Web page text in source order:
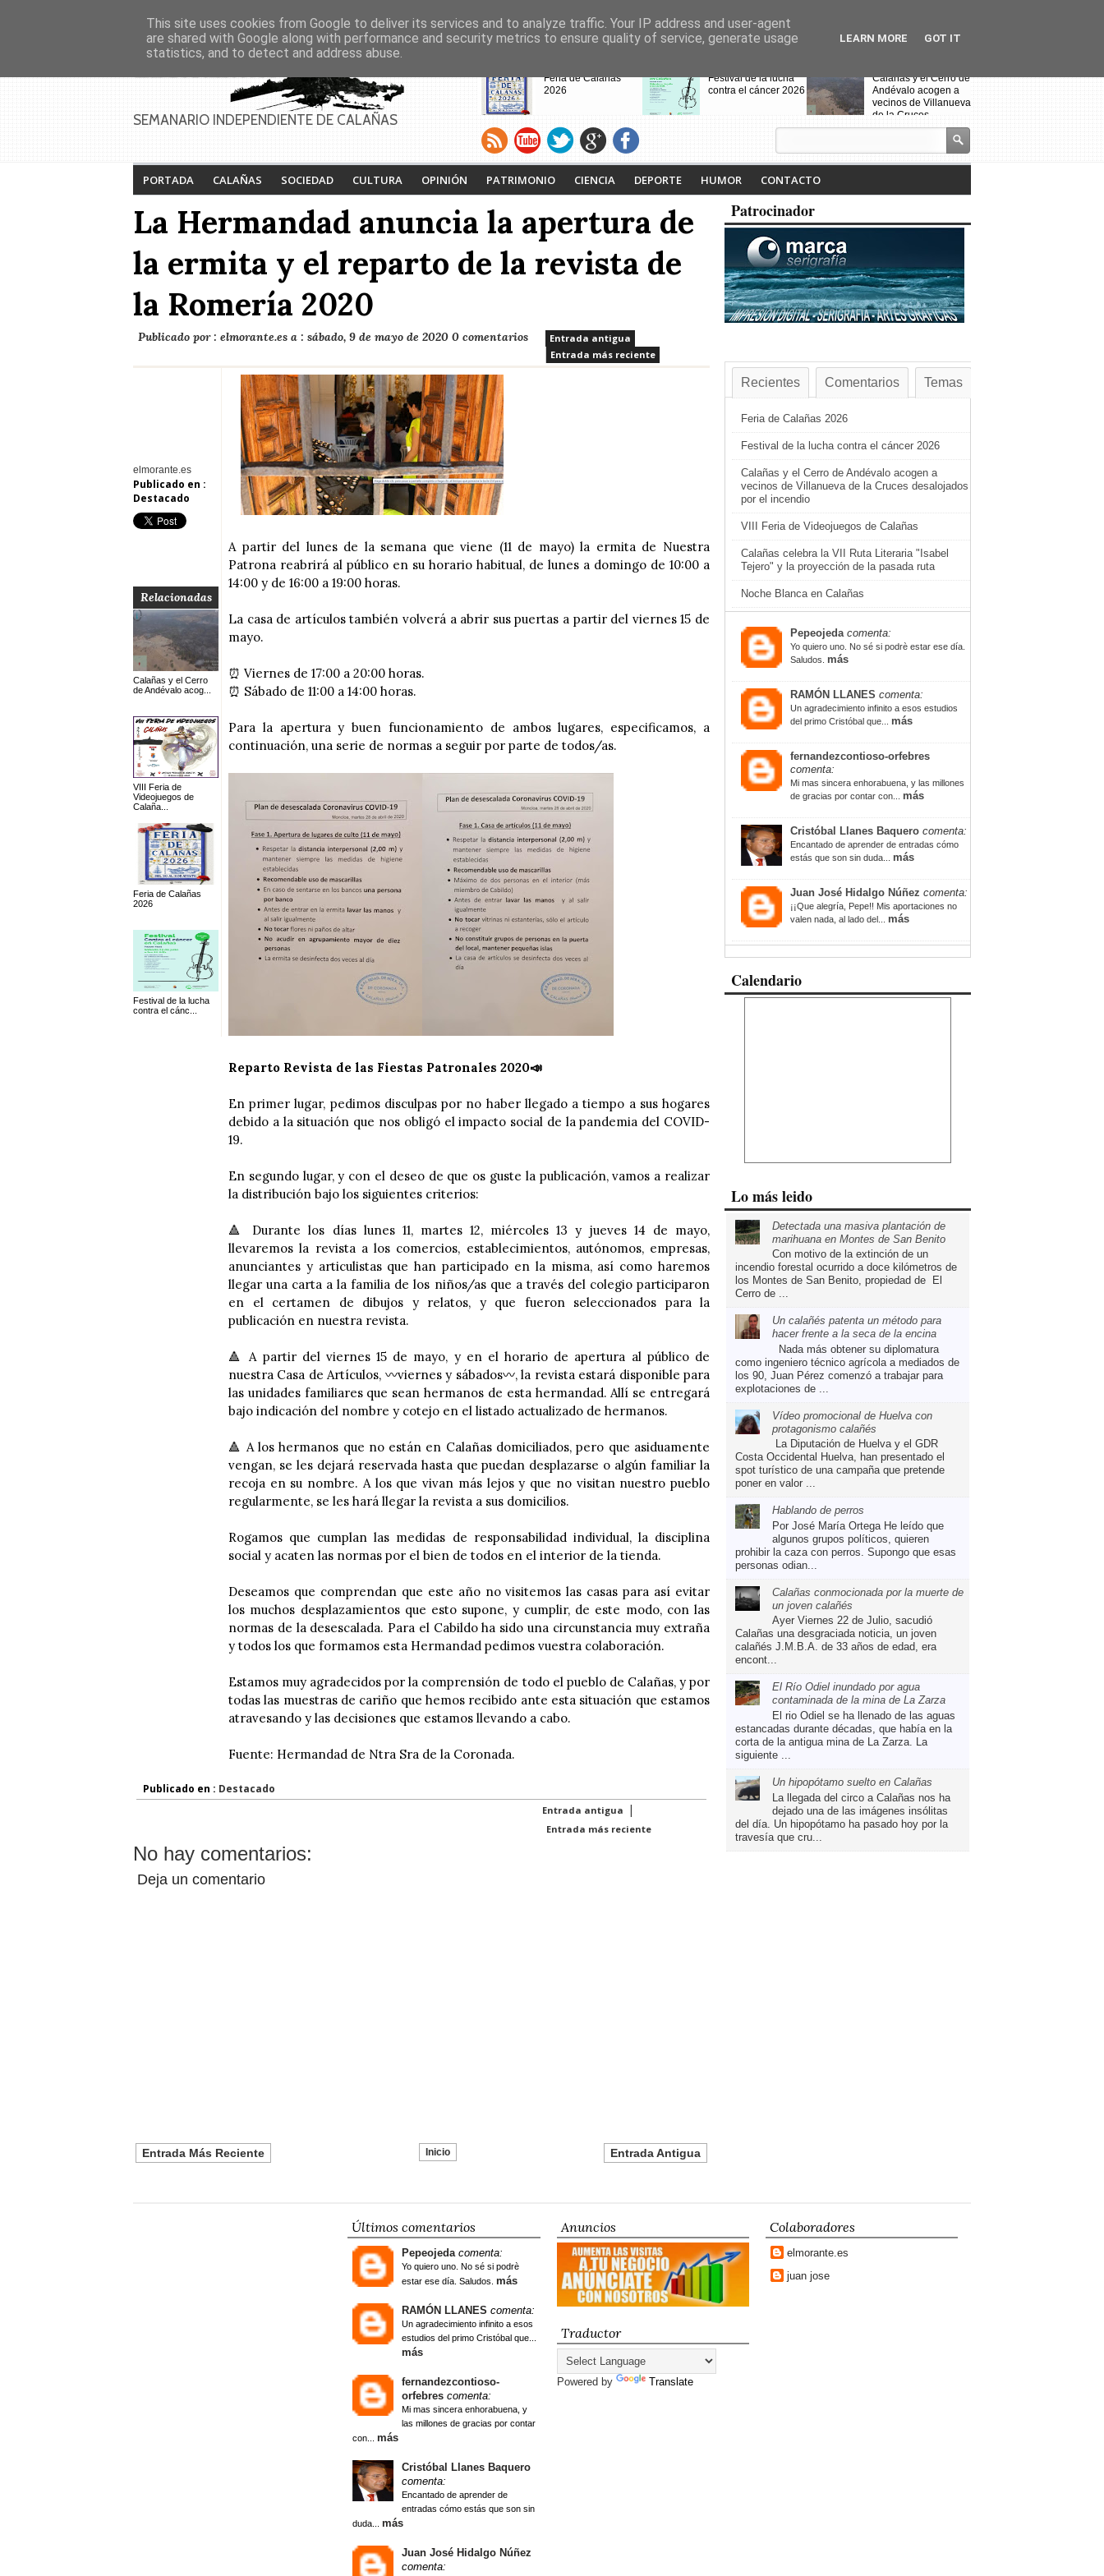
PAGINAS Inicio Contacto Anúnciate
SEMANARIO INDEPENDIENTE DE CALAÑAS
Feria de Calañas
2026
Festival de la lucha
contra el cáncer 2026
Calañas y el Cerro de
Andévalo acogen a
vecinos de Villanueva
de la Cruces
desalojados por el
VIII Feria de
Calañas
Calañas celebra la VII
Tejero" y la
proyección de la
pasada ruta
Noche Blanca en
escuela de baile
PORTADA CALAÑAS SOCIEDAD CULTURA OPINIÓN PATRIMONIO CIENCIA DEPORTE HUMOR CONTACTO
La Hermandad anuncia la apertura de
la ermita y el reparto de la revista de
la Romería 2020
Publicado por : elmorante.es a : sábado, 9 de mayo de 2020 0 comentarios
Entrada antigua
Entrada más reciente
elmorante.es
Publicado en :
Destacado
Relacionadas
Calañas y el Cerro
de Andévalo acog...
VIII Feria de
Videojuegos de
Calaña...
Feria de Calañas
2026
Festival de la lucha
contra el cánc...
A partir del lunes de la semana que viene (11 de mayo) la ermita de Nuestra
Patrona reabrirá al público en su horario habitual, de lunes a domingo de 10:00 a
14:00 y de 16:00 a 19:00 horas.
La casa de artículos también volverá a abrir sus puertas a partir del viernes 15 de
mayo.
⏰ Viernes de 17:00 a 20:00 horas.
⏰ Sábado de 11:00 a 14:00 horas.
Para la apertura y buen funcionamiento de ambos lugares, especificamos, a
continuación, una serie de normas a seguir por parte de todos/as.
Reparto Revista de las Fiestas Patronales 2020📣
En primer lugar, pedimos disculpas por no haber llegado a tiempo a sus hogares
debido a la situación que nos obligó el impacto social de la pandemia del COVID-
19.
En segundo lugar, y con el deseo de que os guste la publicación, vamos a realizar
la distribución bajo los siguientes criterios:
🔺 Durante los días lunes 11, martes 12, miércoles 13 y jueves 14 de mayo,
llevaremos la revista a los comercios, establecimientos, autónomos, empresas,
anunciantes y articulistas que han participado en la misma, así como haremos
llegar una carta a la familia de los niños/as que a través del colegio participaron
en el certamen de dibujos y relatos, y que fueron seleccionados para la
publicación en nuestra revista.
🔺 A partir del viernes 15 de mayo, y en el horario de apertura al público de
nuestra Casa de Artículos, 〰️viernes y sábados〰️, la revista estará disponible para
las unidades familiares que sean hermanos de esta hermandad. Allí se entregará
bajo indicación del nombre y cotejo en el listado actualizado de hermanos.
🔺 A los hermanos que no están en Calañas domiciliados, pero que asiduamente
vengan, se les dejará reservada hasta que puedan desplazarse o algún familiar la
recoja en su nombre. A los que vivan más lejos y que no visitan nuestro pueblo
regularmente, se les hará llegar la revista a sus domicilios.
Rogamos que cumplan las medidas de responsabilidad individual, la disciplina
social y acaten las normas por el bien de todos en el interior de la tienda.
Deseamos que comprendan que este año no visitemos las casas para así evitar
los muchos desplazamientos que esto supone, y cumplir, de este modo, con las
normas de la desescalada. Para el Cabildo ha sido una circunstancia muy extraña
y todos los que formamos esta Hermandad pedimos vuestra colaboración.
Estamos muy agradecidos por la comprensión de todo el pueblo de Calañas, y por
todas las muestras de cariño que hemos recibido ante esta situación que estamos
atravesando y las decisiones que estamos llevando a cabo.
Fuente: Hermandad de Ntra Sra de la Coronada.
Publicado en : Destacado
Entrada antigua |
Entrada más reciente
No hay comentarios:
Deja un comentario
Entrada Más Reciente Entrada Antigua
Inicio
Patrocinador
Recientes Comentarios Temas
Feria de Calañas 2026
Festival de la lucha contra el cáncer 2026
Calañas y el Cerro de Andévalo acogen a
vecinos de Villanueva de la Cruces desalojados
por el incendio
VIII Feria de Videojuegos de Calañas
Calañas celebra la VII Ruta Literaria "Isabel
Tejero" y la proyección de la pasada ruta
Noche Blanca en Calañas
Pepeojeda comenta:
Yo quiero uno. No sé si podrè estar ese día.
Saludos. más
RAMÓN LLANES comenta:
Un agradecimiento infinito a esos estudios
del primo Cristóbal que... más
fernandezcontioso-orfebres
comenta:
Mi mas sincera enhorabuena, y las millones
de gracias por contar con... más
Cristóbal Llanes Baquero comenta:
Encantado de aprender de entradas cómo
estás que son sin duda... más
Juan José Hidalgo Núñez comenta:
¡¡Que alegría, Pepe!! Mis aportaciones no
valen nada, al lado del... más
Calendario
Lo más leido
Detectada una masiva plantación de
marihuana en Montes de San Benito
Con motivo de la extinción de un
incendio forestal ocurrido a doce kilómetros de
los Montes de San Benito, propiedad de El
Cerro de ...
Un calañés patenta un método para
hacer frente a la seca de la encina
Nada más obtener su diplomatura
como ingeniero técnico agrícola a mediados de
los 90, Juan Pérez comenzó a trabajar para
explotaciones de ...
Vídeo promocional de Huelva con
protagonismo calañés
La Diputación de Huelva y el GDR
Costa Occidental Huelva, han presentado el
spot turístico de una campaña que pretende
poner en valor ...
Hablando de perros
Por José María Ortega He leído que
algunos grupos políticos, quieren
prohibir la caza con perros. Supongo que esas
personas odian...
Calañas conmocionada por la muerte de
un joven calañés
Ayer Viernes 22 de Julio, sacudió
Calañas una desgraciada noticia, un joven
calañés J.M.B.A. de 33 años de edad, era
encont...
El Río Odiel inundado por agua
contaminada de la mina de La Zarza
El rio Odiel se ha llenado de las aguas
estancadas durante décadas, que había en la
corta de la antigua mina de La Zarza. La
siguiente ...
Un hipopótamo suelto en Calañas
La llegada del circo a Calañas nos ha
dejado una de las imágenes insólitas
del día. Un hipopótamo ha pasado hoy por la
travesía que cru...
Últimos comentarios
Pepeojeda comenta:
Yo quiero uno. No sé si podrè
estar ese día. Saludos. más
RAMÓN LLANES comenta:
Un agradecimiento infinito a esos
estudios del primo Cristóbal que...
más
fernandezcontioso-
orfebres comenta:
Mi mas sincera enhorabuena, y
las millones de gracias por contar
con... más
Cristóbal Llanes Baquero
comenta:
Encantado de aprender de
entradas cómo estás que son sin
duda... más
Juan José Hidalgo Núñez
comenta:
Anuncios
Traductor
Powered by Translate
Colaboradores
elmorante.es
juan jose
This site uses cookies from Google to deliver its services and to analyze traffic. Your IP address and user-agent
are shared with Google along with performance and security metrics to ensure quality of service, generate usage
statistics, and to detect and address abuse.
LEARN MORE GOT IT